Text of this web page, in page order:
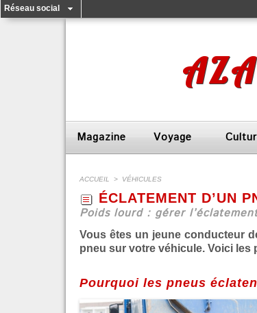
Réseau social
Magazine Voyage
ACCUEIL > VÉHICULES
ÉCLATEMENT D’UN
Poids lourd : gérer
Vous êtes un jeune conducteur
pneu sur votre véhicule. Voici
Pourquoi les pneus